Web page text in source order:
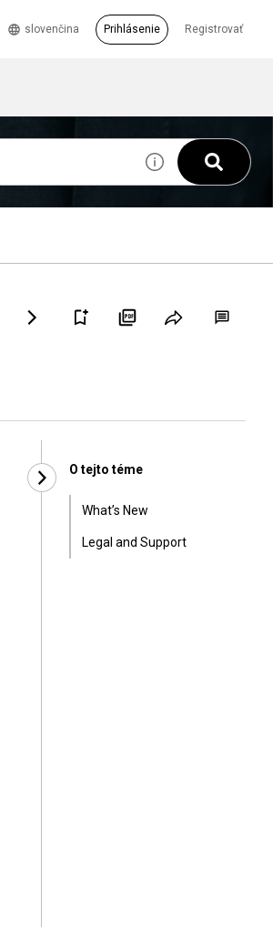
Registrovať
slovenčina Prihlásenie
O tejto téme
What’s New
Legal and Support